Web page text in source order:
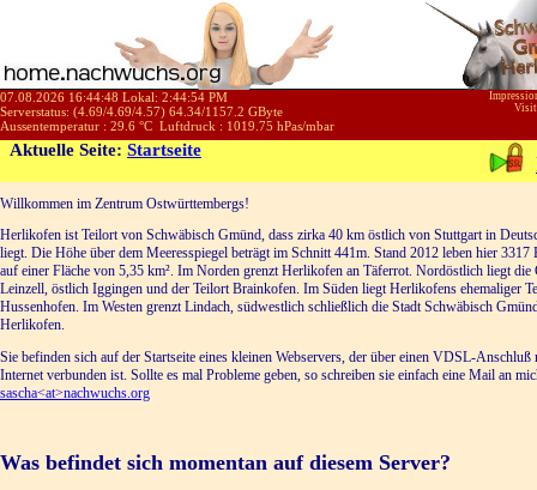
07.08.2026 16:44:48 Lokal: 2:44:54 PM
Serverstatus: (4.69/4.69/4.57) 64.34/1157.2 GByte
Aussentemperatur : 29.6 °C Luftdruck : 1019.75 hPas/mbar
Aktuelle Seite: Startseite
Willkommen im Zentrum Ostwürttembergs!
Herlikofen ist Teilort von Schwäbisch Gmünd, dass zirka 40 km östlich von Stuttgart in
liegt. Die Höhe über dem Meeresspiegel beträgt im Schnitt 441m. Stand 2012 leben hier 3317
auf einer Fläche von 5,35 km². Im Norden grenzt Herlikofen an Täferrot. Nordöstlich liegt die
Leinzell, östlich Iggingen und der Teilort Brainkofen. Im Süden liegt Herlikofens ehemaliger
Hussenhofen. Im Westen grenzt Lindach, südwestlich schließlich die Stadt Schwäbisch
Herlikofen.
Sie befinden sich auf der Startseite eines kleinen Webservers, der über einen VDSL-Anschluß
Internet verbunden ist. Sollte es mal Probleme geben, so schreiben sie einfach eine Mail an
sascha<at>nachwuchs.org
Was befindet sich momentan auf diesem Server?